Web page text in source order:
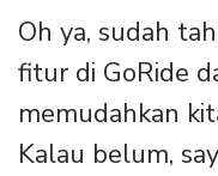
Oh ya, sudah
fitur di GoRide
memudahkan
Kalau belum,